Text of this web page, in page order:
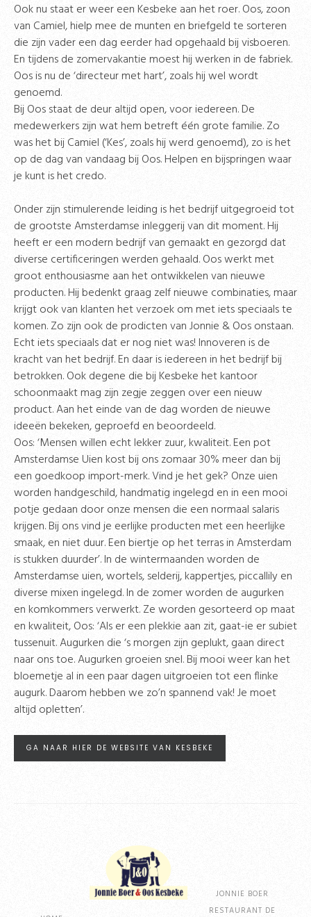
Ook nu staat er weer een Kesbeke aan het roer. Oos, zoon
van Camiel, hielp mee de munten en briefgeld te sorteren
die zijn vader een dag eerder had opgehaald bij visboeren.
En tijdens de zomervakantie moest hij werken in de fabriek.
Oos is nu de ‘directeur met hart’, zoals hij wel wordt
genoemd.
Bij Oos staat de deur altijd open, voor iedereen. De
medewerkers zijn wat hem betreft één grote familie. Zo
was het bij Camiel (‘Kes’, zoals hij werd genoemd), zo is het
op de dag van vandaag bij Oos. Helpen en bijspringen waar
je kunt is het credo.
Onder zijn stimulerende leiding is het bedrijf uitgegroeid tot
de grootste Amsterdamse inleggerij van dit moment. Hij
heeft er een modern bedrijf van gemaakt en gezorgd dat
diverse certificeringen werden gehaald. Oos werkt met
groot enthousiasme aan het ontwikkelen van nieuwe
producten. Hij bedenkt graag zelf nieuwe combinaties, maar
krijgt ook van klanten het verzoek om met iets speciaals te
komen. Zo zijn ook de prodicten van Jonnie & Oos onstaan.
Echt iets speciaals dat er nog niet was! Innoveren is de
kracht van het bedrijf. En daar is iedereen in het bedrijf bij
betrokken. Ook degene die bij Kesbeke het kantoor
schoonmaakt mag zijn zegje zeggen over een nieuw
product. Aan het einde van de dag worden de nieuwe
ideeën bekeken, geproefd en beoordeeld.
Oos: ‘Mensen willen echt lekker zuur, kwaliteit. Een pot
Amsterdamse Uien kost bij ons zomaar 30% meer dan bij
een goedkoop import-merk. Vind je het gek? Onze uien
worden handgeschild, handmatig ingelegd en in een mooi
potje gedaan door onze mensen die een normaal salaris
krijgen. Bij ons vind je eerlijke producten met een heerlijke
smaak, en niet duur. Een biertje op het terras in Amsterdam
is stukken duurder’. In de wintermaanden worden de
Amsterdamse uien, wortels, selderij, kappertjes, piccallily en
diverse mixen ingelegd. In de zomer worden de augurken
en komkommers verwerkt. Ze worden gesorteerd op maat
en kwaliteit, Oos: ‘Als er een plekkie aan zit, gaat-ie er subiet
tussenuit. Augurken die ‘s morgen zijn geplukt, gaan direct
naar ons toe. Augurken groeien snel. Bij mooi weer kan het
bloemetje al in een paar dagen uitgroeien tot een flinke
augurk. Daarom hebben we zo’n spannend vak! Je moet
altijd opletten’.
GA NAAR HIER DE WEBSITE VAN KESBEKE
JONNIE BOER
RESTAURANT DE